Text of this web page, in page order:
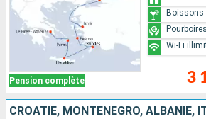
Pension complète 3
Wi-Fi
CROATIE, MONTÉNÉGRO, ALBANIE,